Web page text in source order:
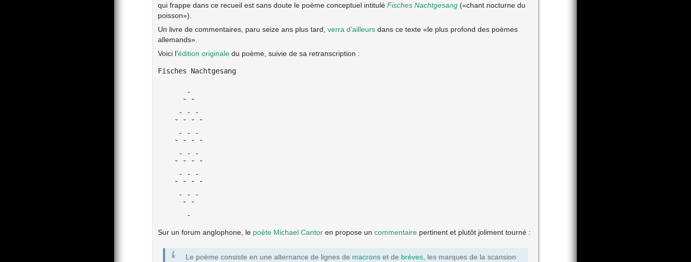
qui frappe dans ce recueil est sans doute le poème conceptuel intitulé Fisches Nachtgesang(«chant nocturne du
poisson»).
Un livre de commentaires, paru seize ans plus tard, verra d’ailleursdans ce texte «le plus profond des poèmes
allemands».
Voici l’édition originaledu poème, suivie de sa retranscription :
Fisches Nachtgesang
       -
      ˘ ˘
     - - -
    ˘ ˘ ˘ ˘
     - - -
    ˘ ˘ ˘ ˘
     - - -
    ˘ ˘ ˘ ˘
     - - -
    ˘ ˘ ˘ ˘
     - - -
      ˘ ˘
Sur un forum anglophone, le poète Michael Cantoren propose un commentairepertinent et plutôt joliment tourné :
Le poème consiste en une alternance de lignes de macronset de brèves, les marques de la scansion